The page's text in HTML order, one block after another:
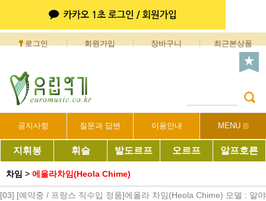
로그인 회원가입 장바구니 최근본상품
공지사항 질문과 답변 이용안내 MENU
지휘봉 휘슬 발도르프 오르프 알프호른
차임 > 에올라차임(Heola Chime)
[03] [예약중 / 프랑스 직수입 정품]에올라 차임(Heola Chime) 모델 : 알야